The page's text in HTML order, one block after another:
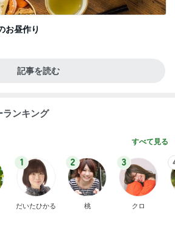
お昼作り
記事を読む
ランキング
すべて見る
1
だいたひかる
2
桃
3
クロ